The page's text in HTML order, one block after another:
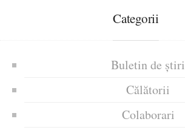
Categorii
Buletin de știri
Călătorii
Colaborari